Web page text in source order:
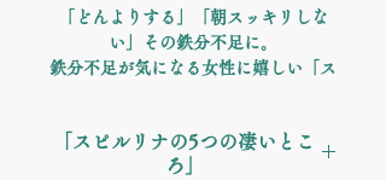
「どんよりする」「朝スッキリしな
い」その鉄分不足に。
鉄分不足が気になる女性に嬉しい「ス
野菜不足を補う「大麦若葉」をプラス
しました。
「スピルリナの5つの凄いとこ
ろ」